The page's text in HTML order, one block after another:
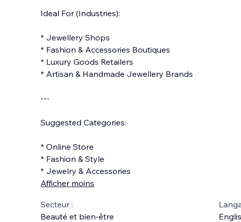
Ideal For (Industries):
* Jewellery Shops
* Fashion & Accessories Boutiques
* Luxury Goods Retailers
* Artisan & Handmade Jewellery Brands
---
Suggested Categories:
* Online Store
* Fashion & Style
* Jewelry & Accessories
Afficher moins
Secteur :
Beauté et bien-être